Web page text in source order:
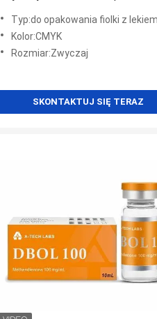
kapsułek anabolicznych
Typ:do opakowania fiolki z lekiem
Kolor:CMYK
Rozmiar:Zwyczaj
SKONTAKTUJ SIĘ TERAZ